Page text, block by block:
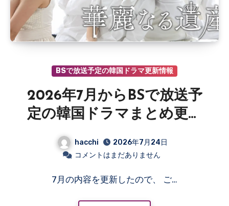
BSで放送予定の韓国ドラマ更新情報
2026年7月からBSで放送予
定の韓国ドラマまとめ更新
hacchi
2026年7月24日
コメントはまだありません
7月の内容を更新したので、 ご…